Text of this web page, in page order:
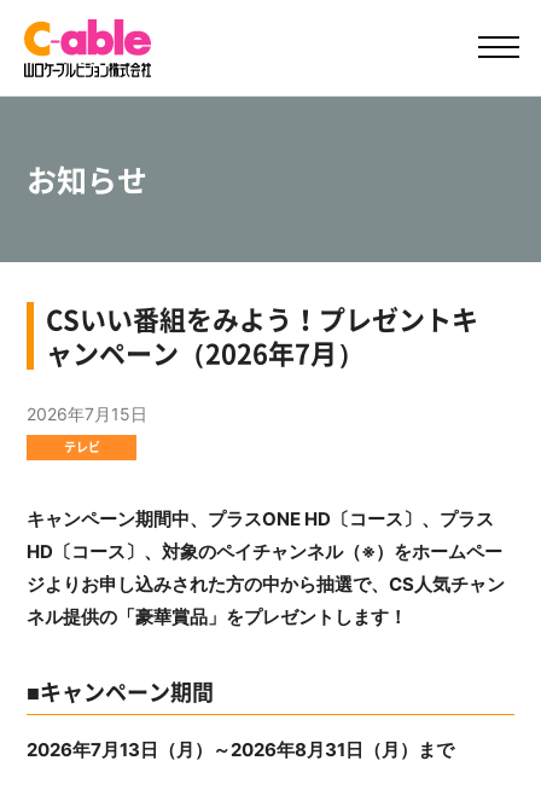
お知らせ
CSいい番組をみよう！プレゼントキ
ャンペーン（2026年7月）
2026年7月15日
テレビ
キャンペーン期間中、プラスONE HD〔コース〕、プラス
HD〔コース〕、対象のペイチャンネル（※）をホームペー
ジよりお申し込みされた方の中から抽選で、CS人気チャン
ネル提供の「豪華賞品」をプレゼントします！
■キャンペーン期間
2026年7月13日（月）～2026年8月31日（月）まで
ご加入案内